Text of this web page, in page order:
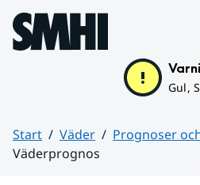
Hoppa till sidans innehåll
Gul,
Start Väder
Prognoser
Väderprognos